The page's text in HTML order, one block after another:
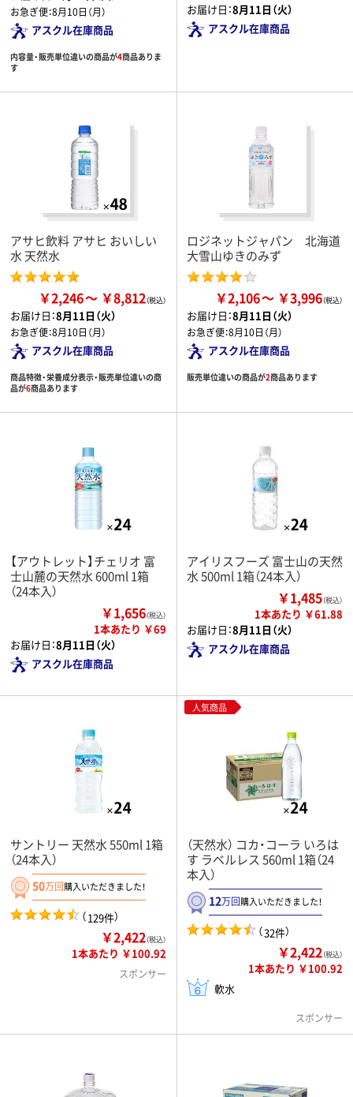
お急ぎ便：8月10日（月）
アスクル在庫商品
内容量・販売単位違いの商品が4商品ありま
す
お届け日：8月11日（火）
アスクル在庫商品
アサヒ飲料 アサヒ おいしい
水 天然水
￥2,246 ￥8,812
お届け日：8月11日（火）
お急ぎ便：8月10日（月）
アスクル在庫商品
商品特徴・栄養成分表示・販売単位違いの商
品が6商品あります
ロジネットジャパン 北海道
大雪山ゆきのみず
￥2,106 ￥3,996
お届け日：8月11日（火）
お急ぎ便：8月10日（月）
アスクル在庫商品
販売単位違いの商品が2商品あります
【アウトレット】チェリオ 富
士山麓の天然水 600ml 1箱
（24本入）
￥1,656（税込）
1本あたり ￥69
お届け日：8月11日（火）
アスクル在庫商品
アイリスフーズ 富士山の天然
水 500ml 1箱（24本入）
￥1,485（税込）
1本あたり ￥61.88
お届け日：8月11日（火）
アスクル在庫商品
サントリー 天然水 550ml 1箱
（24本入）
50万回購入いただきました！
（129件）
￥2,422（税込）
1本あたり ￥100.92
スポンサー
人気商品
（天然水） コカ・コーラ いろは
す ラベルレス 560ml 1箱（24
本入）
12万回購入いただきました！
（32件）
￥2,422（税込）
1本あたり ￥100.92
軟水
スポンサー